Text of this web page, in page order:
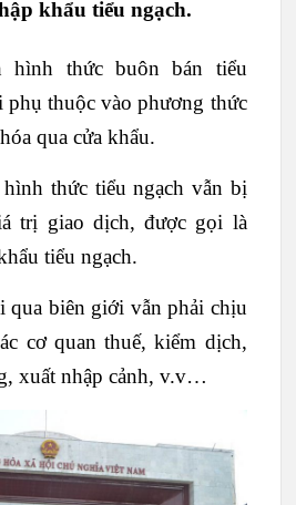
khẩu tiểu ngạch.
hình thức buôn bán tiểu
phụ thuộc vào phương thức
qua cửa khẩu.
thức tiểu ngạch vẫn bị
trị giao dịch, được gọi là
tiểu ngạch.
qua biên giới vẫn phải chịu
cơ quan thuế, kiểm dịch,
xuất nhập cảnh, v.v…